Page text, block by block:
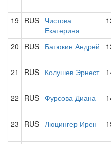
19 RUS Чистова
Екатерина
20 RUS Батюкин Андрей
21 RUS Колушев Эрнест
22 RUS Фурсова Диана
23 RUS Люцингер Ирен